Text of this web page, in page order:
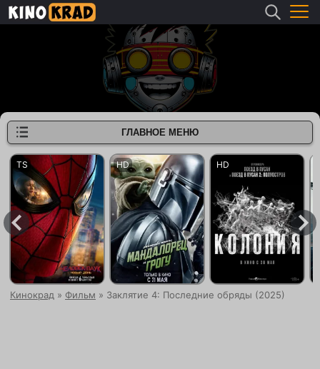
Кинокрад » Фильм » Заклятие 4: Последние обряды (2025)
ГЛАВНОЕ МЕНЮ